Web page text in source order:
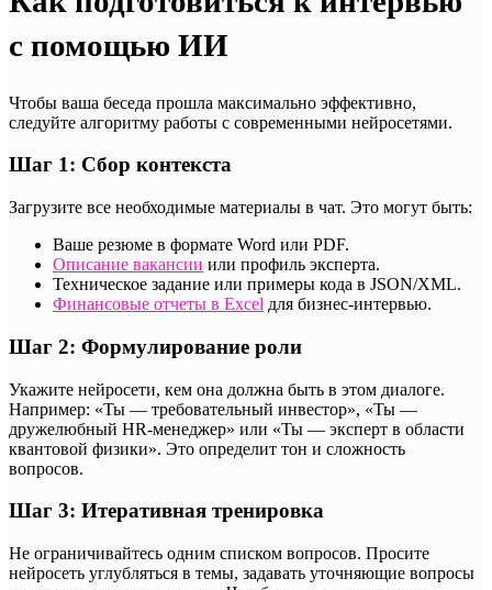
с помощью ИИ
Чтобы ваша беседа прошла максимально эффективно,
следуйте алгоритму работы с современными нейросетями.
Шаг 1: Сбор контекста
Загрузите все необходимые материалы в чат. Это могут быть:
Ваше резюме в формате Word или PDF.
Описание вакансии или профиль эксперта.
Техническое задание или примеры кода в JSON/XML.
Финансовые отчеты в Excel для бизнес-интервью.
Шаг 2: Формулирование роли
Укажите нейросети, кем она должна быть в этом диалоге.
Например: «Ты — требовательный инвестор», «Ты —
дружелюбный HR-менеджер» или «Ты — эксперт в области
квантовой физики». Это определит тон и сложность
вопросов.
Шаг 3: Итеративная тренировка
Не ограничивайтесь одним списком вопросов. Просите
нейросеть углубляться в темы, задавать уточняющие вопросы